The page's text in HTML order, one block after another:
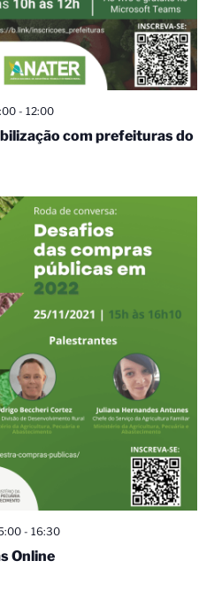
- 12:00
com prefeituras do
- 16:30
Online